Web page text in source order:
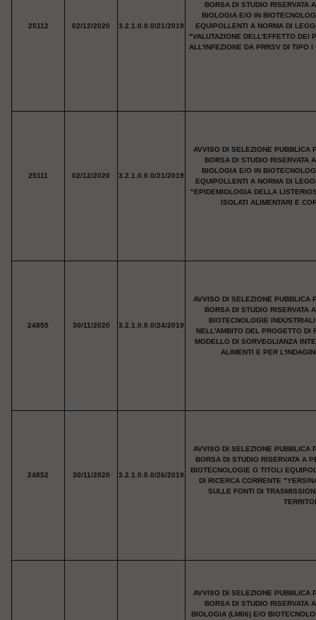
25112 02/12/2020 3.2.1.0.0.0/21/2019
BORSA DI STUDIO RISERVATA
BIOLOGIA E/O IN
EQUIPOLLENTI A NORMA DI
"VALUTAZIONE DELL'EFFETTO DEI
ALL'INFEZIONE DA PRRSV DI TIPO
25111 02/12/2020 3.2.1.0.0.0/21/2019
AVVISO DI SELEZIONE PUBBLICA
BORSA DI STUDIO RISERVATA
BIOLOGIA E/O IN
EQUIPOLLENTI A NORMA DI
"EPIDEMIOLOGIA DELLA
ISOLATI ALIMENTARI E
24855 30/11/2020 3.2.1.0.0.0/24/2019
AVVISO DI SELEZIONE PUBBLICA
BORSA DI STUDIO RISERVATA
BIOTECNOLOGIE
NELL'AMBITO DEL PROGETTO DI
MODELLO DI SORVEGLIANZA
ALIMENTI E PER
24852 30/11/2020 3.2.1.0.0.0/26/2019
AVVISO DI SELEZIONE PUBBLICA
BORSA DI STUDIO RISERVATA A
BIOTECNOLOGIE O TITOLI
DI RICERCA CORRENTE
SULLE FONTI DI
AVVISO DI SELEZIONE PUBBLICA
BORSA DI STUDIO RISERVATA
BIOLOGIA (LM06) E/O